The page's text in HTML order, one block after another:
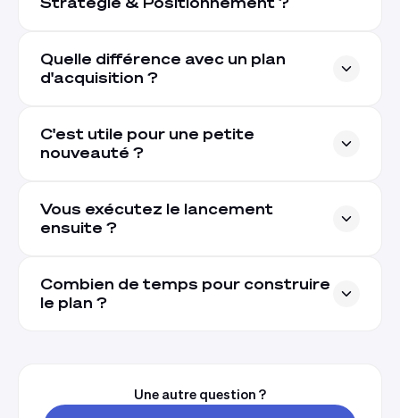
Quelle différence avec un plan
d'acquisition ?
C'est utile pour une petite
nouveauté ?
Vous exécutez le lancement
ensuite ?
Combien de temps pour construire
le plan ?
Une autre question ?